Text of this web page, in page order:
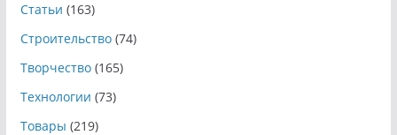
Статьи (163)
Строительство(74)
Творчество(165)
Технологии (73)
Товары (219)